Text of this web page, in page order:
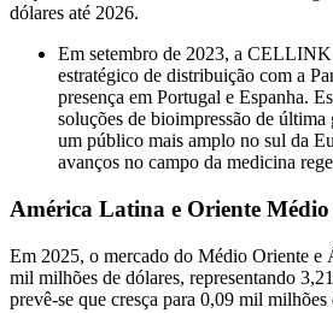
dólares até 2026.
Em setembro de 2023, a
estratégico de distribuição com a
presença em Portugal e Espanha.
soluções de bioimpressão de
um público mais amplo no sul da
avanços no campo da medicina
América Latina e Oriente
Em 2025, o mercado do Médio Oriente e
mil milhões de dólares, representando
prevê-se que cresça para 0,09 mil milhões